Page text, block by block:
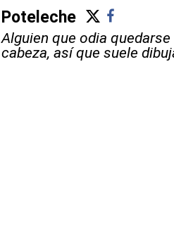
Poteleche
Alguien que odia
cabeza, así que suele